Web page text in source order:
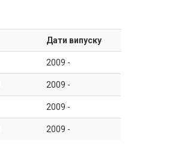
Дати випуску
2009 -
2009 -
2009 -
2009 -